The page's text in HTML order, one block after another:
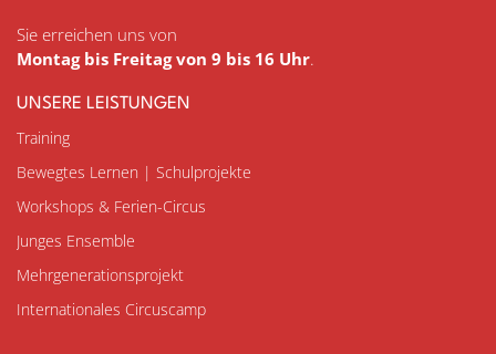
Sie erreichen uns von
Montag bis Freitag von 9 bis 16 Uhr.
UNSERE LEISTUNGEN
Navigation
Training
Bewegtes Lernen | Schulprojekte
Workshops & Ferien-Circus
Junges Ensemble
Mehrgenerationsprojekt
Internationales Circuscamp